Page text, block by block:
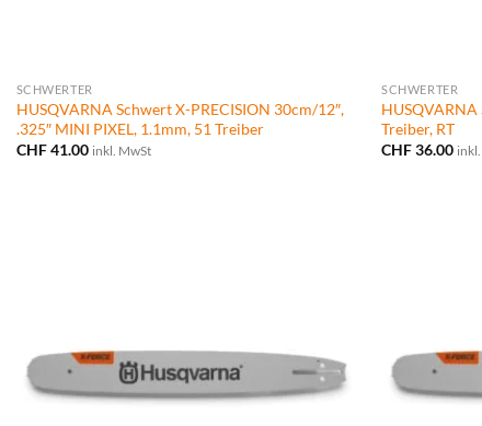
SCHWERTER
HUSQVARNA Schwert X-PRECISION 30cm/12″,
.325″ MINI PIXEL, 1.1mm, 51 Treiber
CHF41.00 inkl. MwSt
SCHWERTER
HUSQVARNA
Treiber, RT
CHF36.00